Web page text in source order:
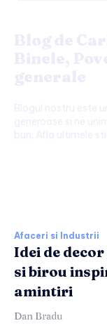
Afaceri si Industrii
Idei de
si birou
amintiri
Dan Bradu